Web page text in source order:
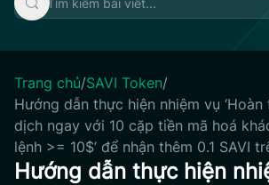
Trang chủ/SAVI Token/
Hướng dẫn thực hiện nhiệm vụ ‘Hoàn
dịch ngay với 10 cặp tiền mã hoá
lệnh >= 10$’ để nhận thêm 0.1 SAVI
Hướng dẫn thực hiện